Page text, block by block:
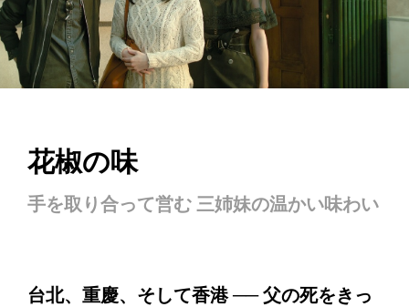
花椒の味
手を取り合って営む 三姉妹の温かい味わい
台北、重慶、そして香港 ── 父の死をきっ